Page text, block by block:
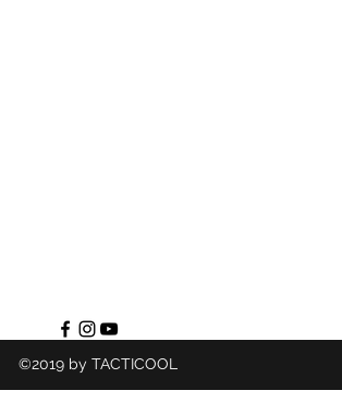
©2019 by TACTICOOL